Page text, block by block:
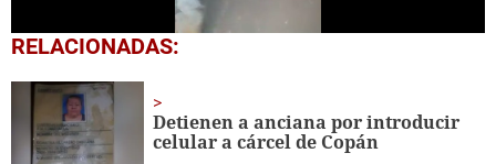
0
seconds
seconds
RELACIONADAS:
Detienen a anciana por introducir
celular a cárcel de Copán